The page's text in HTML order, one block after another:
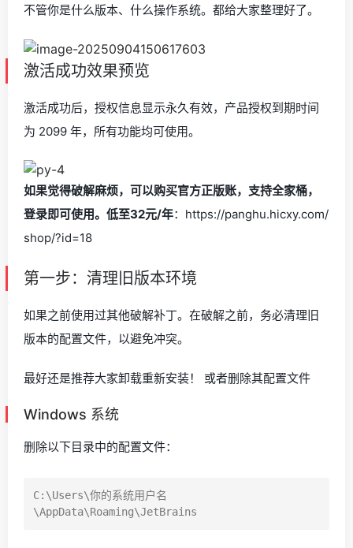
不管你是什么版本、什么操作系统。都给大家整理好了。
激活成功效果预览
激活成功后，授权信息显示永久有效，产品授权到期时间
为 2099 年，所有功能均可使用。
如果觉得破解麻烦，可以购买官方正版账，支持全家桶，
登录即可使用。低至32元/年：https://panghu.hicxy.com/
shop/?id=18
第一步：清理旧版本环境
如果之前使用过其他破解补丁。在破解之前，务必清理旧
版本的配置文件，以避免冲突。
最好还是推荐大家卸载重新安装！ 或者删除其配置文件
Windows 系统
删除以下目录中的配置文件：
C:\Users\你的系统用户名